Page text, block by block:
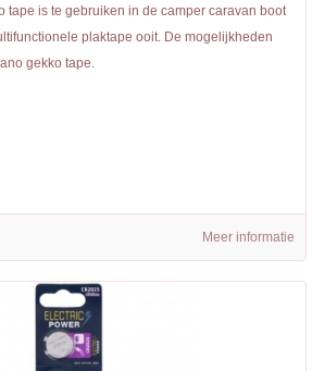
tape is te gebruiken in de camper caravan boot
plaktape ooit. De mogelijkheden
gekko tape.
Meer informatie